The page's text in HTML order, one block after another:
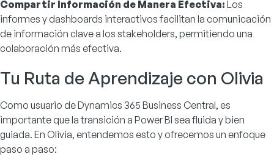
Compartir Información de Manera Efectiva: Los
informes y dashboards interactivos facilitan la comunicación
de información clave a los stakeholders, permitiendo una
colaboración más efectiva.
Tu Ruta de Aprendizaje con Olivia
Como usuario de Dynamics 365 Business Central, es
importante que la transición a Power BI sea fluida y bien
guiada. En Olivia, entendemos esto y ofrecemos un enfoque
paso a paso: